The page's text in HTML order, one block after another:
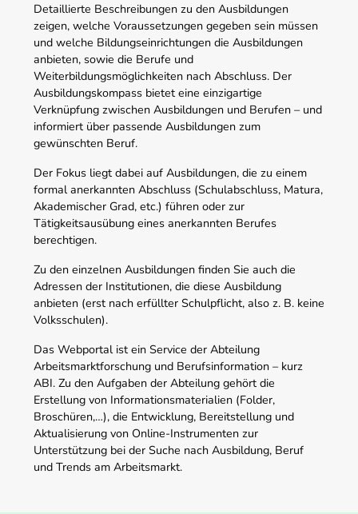
Detaillierte Beschreibungen zu den Ausbildungen
zeigen, welche Voraussetzungen gegeben sein müssen
und welche Bildungseinrichtungen die Ausbildungen
anbieten, sowie die Berufe und
Weiterbildungsmöglichkeiten nach Abschluss. Der
Ausbildungskompass bietet eine einzigartige
Verknüpfung zwischen Ausbildungen und Berufen – und
informiert über passende Ausbildungen zum
gewünschten Beruf.
Der Fokus liegt dabei auf Ausbildungen, die zu einem
formal anerkannten Abschluss (Schulabschluss, Matura,
Akademischer Grad, etc.) führen oder zur
Tätigkeitsausübung eines anerkannten Berufes
berechtigen.
Zu den einzelnen Ausbildungen finden Sie auch die
Adressen der Institutionen, die diese Ausbildung
anbieten (erst nach erfüllter Schulpflicht, also z. B. keine
Volksschulen).
Das Webportal ist ein Service der Abteilung
Arbeitsmarktforschung und Berufsinformation – kurz
ABI. Zu den Aufgaben der Abteilung gehört die
Erstellung von Informationsmaterialien (Folder,
Broschüren,…), die Entwicklung, Bereitstellung und
Aktualisierung von Online-Instrumenten zur
Unterstützung bei der Suche nach Ausbildung, Beruf
und Trends am Arbeitsmarkt.